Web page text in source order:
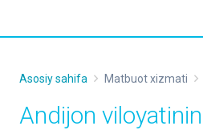
Asosiy sahifa Matbuot xizmati
Andijon